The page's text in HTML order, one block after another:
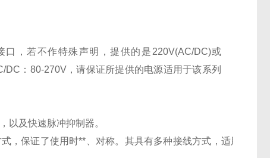
口，若不作特殊声明，提供的是 220V(AC/DC)或
DC ： 80-270V，请保证所提供的电源适用于该系列
以及快速脉冲抑制器。
，保证了使用时**、对称。其具有多种接线方式，适用